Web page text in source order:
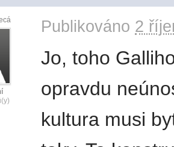
Publikováno 2
Jo, toho
opravdu
kultura musi